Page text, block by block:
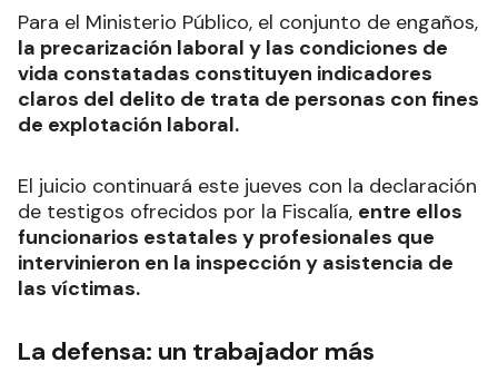
Para el Ministerio Público, el conjunto de engaños,
la precarización laboral y las condiciones de
vida constatadas constituyen indicadores
claros del delito de trata de personas con fines
de explotación laboral.
El juicio continuará este jueves con la declaración
de testigos ofrecidos por la Fiscalía, entre ellos
funcionarios estatales y profesionales que
intervinieron en la inspección y asistencia de
las víctimas.
La defensa: un trabajador más